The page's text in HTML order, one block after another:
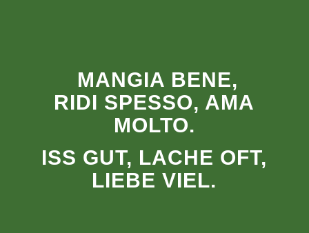
MANGIA BENE,
RIDI SPESSO, AMA
MOLTO.
ISS GUT, LACHE OFT,
LIEBE VIEL.